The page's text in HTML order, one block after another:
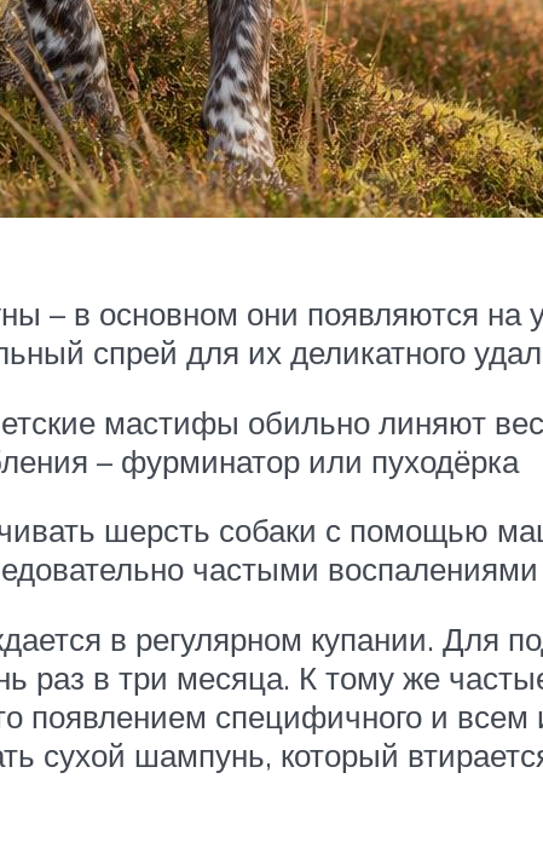
– в основном они появляются на
спрей для их деликатного
мастифы обильно линяют
– фурминатор или пуходёрка
шерсть собаки с помощью
частыми воспалениями
в регулярном купании. Для
раз в три месяца. К тому же
появлением специфичного и всем
сухой шампунь, который